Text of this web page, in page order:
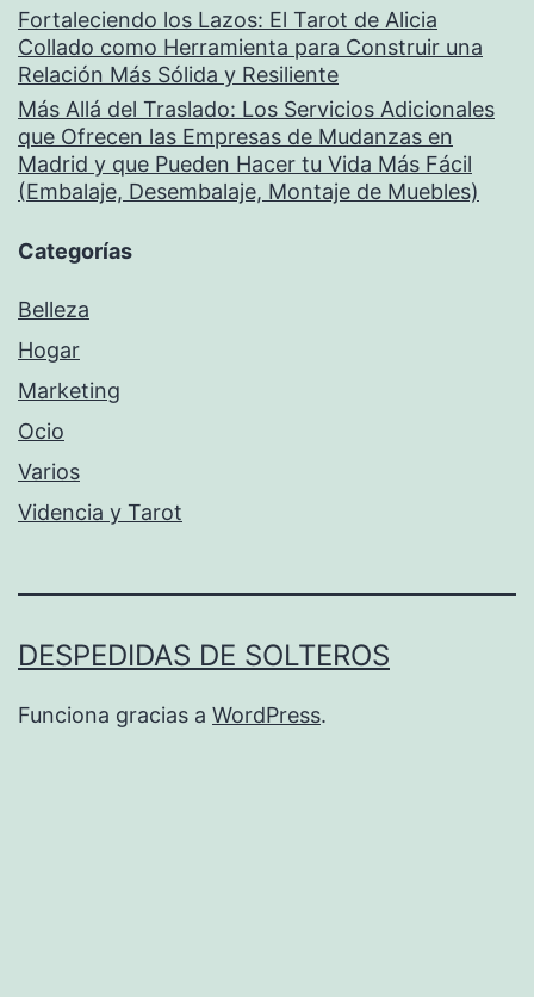
Fortaleciendo los Lazos: El Tarot de Alicia
Collado como Herramienta para Construir una
Relación Más Sólida y Resiliente
Más Allá del Traslado: Los Servicios Adicionales
que Ofrecen las Empresas de Mudanzas en
Madrid y que Pueden Hacer tu Vida Más Fácil
(Embalaje, Desembalaje, Montaje de Muebles)
Categorías
Belleza
Hogar
Marketing
Ocio
Varios
Videncia y Tarot
DESPEDIDAS DE SOLTEROS
Funciona gracias a WordPress.